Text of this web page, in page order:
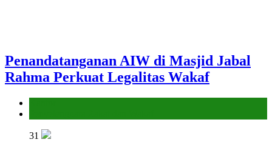
Penandatanganan AIW di Masjid Jabal
Rahma Perkuat Legalitas Wakaf
31